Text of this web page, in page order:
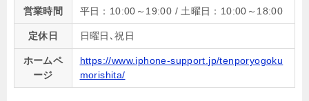
営業時間 平日：10:00～19:00 / 土曜日：10:00～18:00
定休日 日曜日､祝日
ホームペ
ージ
https://www.iphone-support.jp/tenporyogoku
morishita/